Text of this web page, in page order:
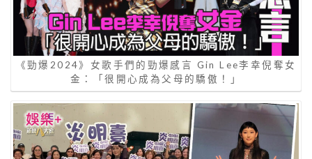
《勁爆2024》女歌手們的勁爆感言 Gin Lee李幸倪奪女
金：「很開心成為父母的驕傲！」